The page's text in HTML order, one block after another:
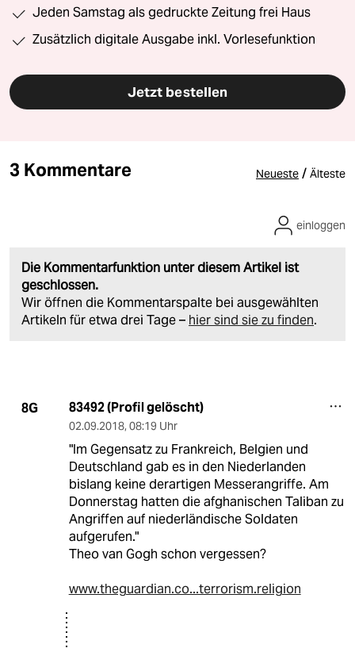
Jeden Samstag als gedruckte Zeitung frei Haus
Zusätzlich digitale Ausgabe inkl. Vorlesefunktion
Jetzt bestellen
3 Kommentare Neueste / Älteste
Die Kommentarfunktion unter diesem Artikel ist
geschlossen.
Wir öffnen die Kommentarspalte bei ausgewählten
Artikeln für etwa drei Tage – hier sind sie zu finden.
einloggen
8G 83492 (Profil gelöscht)
02.09.2018, 08:19 Uhr
"Im Gegensatz zu Frankreich, Belgien und
Deutschland gab es in den Niederlanden
bislang keine derartigen Messerangriffe. Am
Donnerstag hatten die afghanischen Taliban zu
Angriffen auf niederländische Soldaten
aufgerufen."
Theo van Gogh schon vergessen?
www.theguardian.co...terrorism.religion